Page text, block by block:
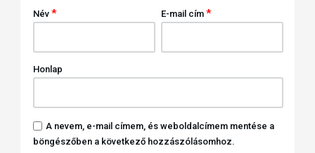
Név * E-mail cím*
Honlap
A nevem, e-mail címem, és weboldalcímem mentése a
böngészőben a következő hozzászólásomhoz.